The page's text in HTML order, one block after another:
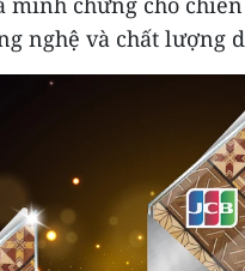
nghệ và chất lượng